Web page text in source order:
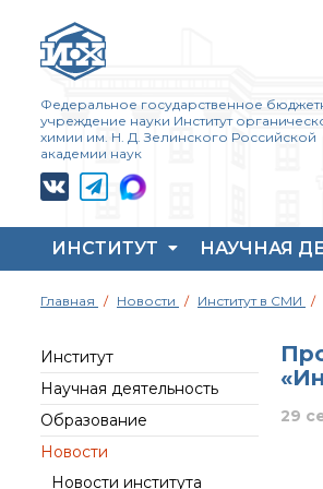
Федеральное государственное
учреждение науки Институт
химии им. Н. Д. Зелинского Российской
академии наук
ИНСТИТУТ
моменты научной
История ИОХ РАН
Администрация
института
Научные школы
ИОХ РАН
пользования Института
органической химии
РАН (ЦКП ИОХ РАН)
Библиотека
Инфоресурсы
НАУЧНАЯ
направления
Важнейшие
достижения
Научный
по
Искусственный
Главная Новости Институт в СМИ
Институт
Научная деятельность
Образование
Новости
Новости института
29